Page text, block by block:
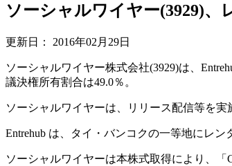
ソーシャルワイヤー(3929)
更新日： 2016年02月29日
ソーシャルワイヤー株式会社(3929)は、
議決権所有割合は49.0％。
ソーシャルワイヤーは、リリース配信等を
Entrehub は、タイ・バンコクの一等地にレ
ソーシャルワイヤーは本株式取得により、